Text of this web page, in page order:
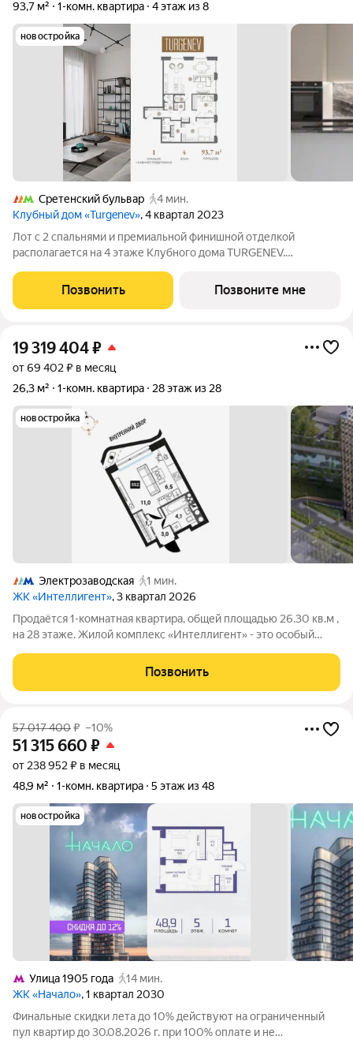
93,7 м²
1-комн. квартира 4 этаж из 8
новостройка
Сретенский бульвар
4 мин.
Клубный дом «Turgenev», 4 квартал 2023
Лот с 2 спальнями и премиальной финишной отделкой
располагается на 4 этаже Клубного дома TURGENEV.
увеличенное количество панорамных окон, благодаря чему
возрастает количество естественного света в
Позвонить Позвоните мне
19 319 404₽
от 69 402 ₽ в месяц
26,3 м²
1-комн. квартира 28 этаж из 28
новостройка
Электрозаводская
1 мин.
ЖК «Интеллигент», 3 квартал 2026
Продаётся 1-комнатная квартира, общей площадью 26.30 кв.м ,
на 28 этаже. Жилой комплекс «Интеллигент» - это особый
районе ЦАО и его сложившаяся инфраструктура органично
дополняются множеством
Позвонить
57 017 400₽ –10%
51 315 660 ₽
от 238 952 ₽ в месяц
48,9 м²
1-комн. квартира 5 этаж из 48
новостройка
Улица 1905 года
14 мин.
ЖК «Начало», 1 квартал 2030
Финальные скидки лета до 10% действуют на ограниченный
пул квартир до 30.08.2026 г. при 100% оплате и не